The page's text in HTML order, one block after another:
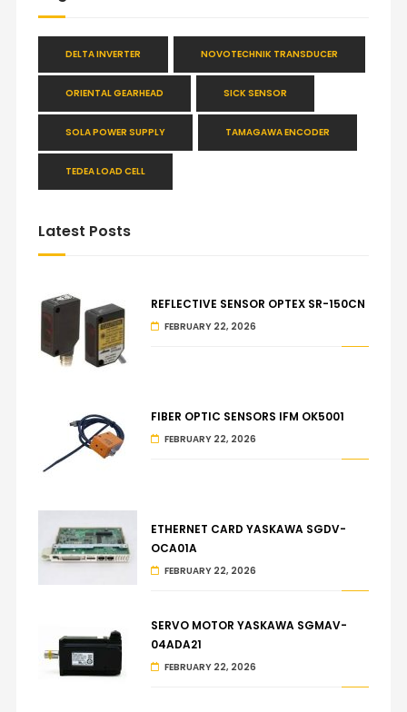
DELTA INVERTER NOVOTECHNIK TRANSDUCER
ORIENTAL GEARHEAD SICK SENSOR
SOLA POWER SUPPLY TAMAGAWA ENCODER
TEDEA LOAD CELL
Latest Posts
REFLECTIVE SENSOR OPTEX SR-150CN
FEBRUARY 22, 2026
FIBER OPTIC SENSORS IFM OK5001
FEBRUARY 22, 2026
ETHERNET CARD YASKAWA SGDV-
OCA01A
FEBRUARY 22, 2026
SERVO MOTOR YASKAWA SGMAV-
04ADA21
FEBRUARY 22, 2026